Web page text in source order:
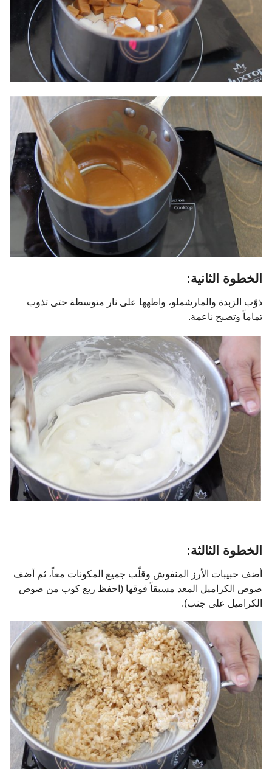
الخطوة الثانية:
ذوّب الزبدة والمارشملو، واطهها على نار متوسطة حتى تذوب
تماماً وتصبح ناعمة.
الخطوة الثالثة:
أضف حبيبات الأرز المنفوش وقلّب جميع المكونات معاً، ثم أضف
صوص الكراميل المعد مسبقاً فوقها (احفظ ربع كوب من صوص
الكراميل على جنب).